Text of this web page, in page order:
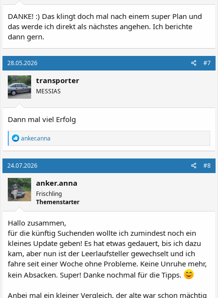
DANKE! :) Das klingt doch mal nach einem super Plan und
das werde ich direkt als nächstes angehen. Ich berichte
dann gern.
28.05.2026 #7
transporter
MESSIAS
Dann mal viel Erfolg
R
e
a
k
t
i
o
n
e
n
anker.anna
24.07.2026 #8
anker.anna
Frischling
Themenstarter
Hallo zusammen,
für die künftig Suchenden wollte ich zumindest noch ein
kleines Update geben! Es hat etwas gedauert, bis ich dazu
kam, aber nun ist der Leerlaufsteller gewechselt und ich
fahre seit einer Woche ohne Probleme. Keine Unruhe mehr,
kein Absacken. Super! Danke nochmal für die Tipps.
Anbei mal ein kleiner Vergleich, der alte war schon mächtig